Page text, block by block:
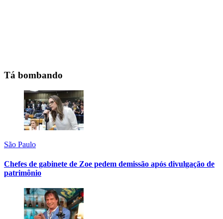
Tá bombando
São Paulo
Chefes de gabinete de Zoe pedem demissão após divulgação de
patrimônio